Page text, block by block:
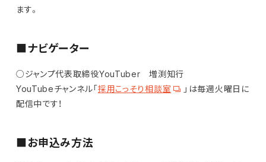
ます。
■ナビゲーター
○ジャンプ代表取締役YouTuber 増渕知行
YouTubeチャンネル「採用こっそり相談室
」は毎週火曜日に
配信中です！
■お申込み方法